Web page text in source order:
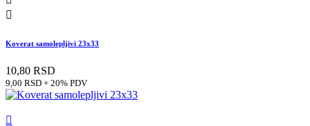

Koverat samolepljivi 23x33
10,80 RSD
9,00 RSD + 20% PDV
